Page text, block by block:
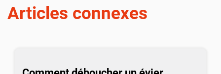
Articles connexes